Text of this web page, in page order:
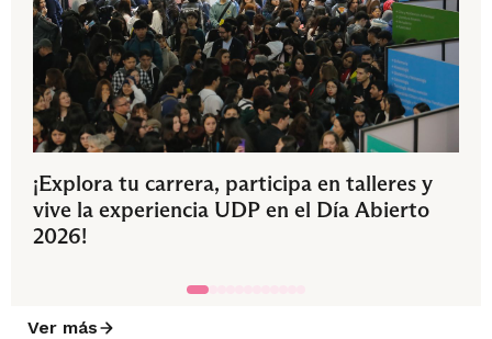
¡Explora tu carrera, participa en talleres y
vive la experiencia UDP en el Día Abierto
2026!
Ver más